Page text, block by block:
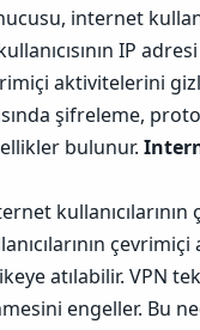
internet
IP
aktivitelerini
şifreleme,
bulunur.
atılabilir. VPN
engeller. Bu